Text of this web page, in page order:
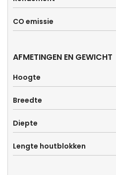
CO emissie
AFMETINGEN EN GEWICHT
Hoogte
Breedte
Diepte
Lengte houtblokken